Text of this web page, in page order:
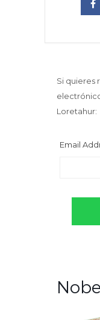
Si quieres
Loretahur:
Email